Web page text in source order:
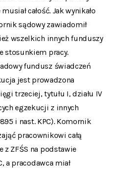
całość. Jak wynikało
sądowy zawiadomił
wszelkich innych funduszy
stosunkiem pracy.
fundusz świadczeń
jest prowadzona
trzeciej, tytułu I, działu IV
egzekucji z innych
i nast. KPC). Komornik
pracownikowi całą
z ZFŚS na podstawie
a pracodawca miał